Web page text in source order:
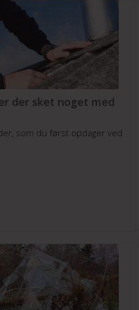
der sket noget med
som du først opdager ved